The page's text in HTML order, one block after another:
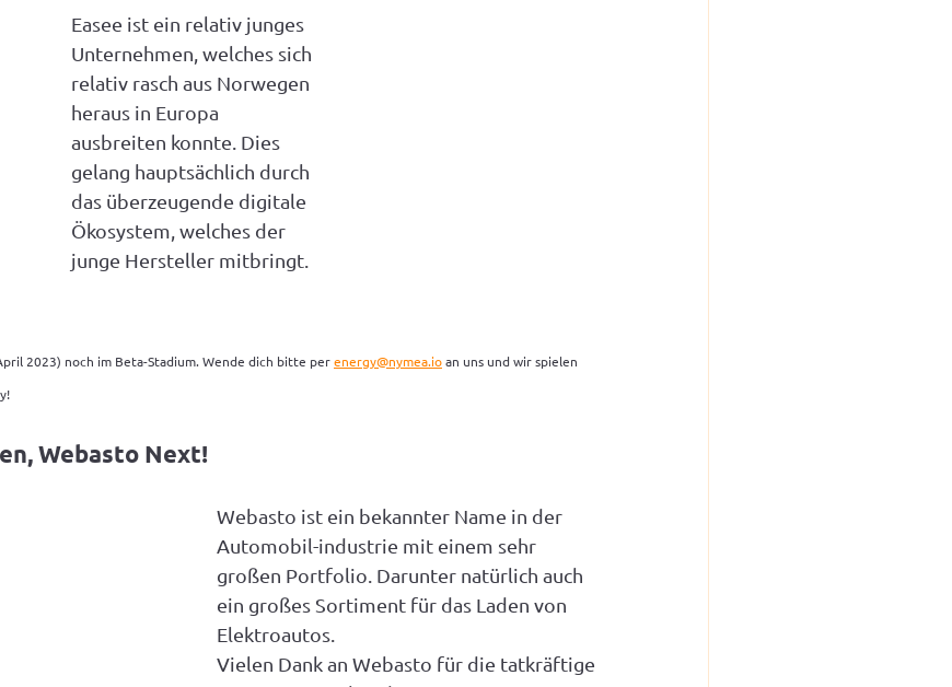
Easee ist ein relativ junges
Unternehmen, welches sich
relativ rasch aus Norwegen
heraus in Europa
ausbreiten konnte. Dies
gelang hauptsächlich durch
das überzeugende digitale
Ökosystem, welches der
junge Hersteller mitbringt.
2023) noch im Beta-Stadium. Wende dich bitte per energy@nymea.io an uns und wir spielen
Webasto Next!
Webasto ist ein bekannter Name in der
Automobil-industrie mit einem sehr
großen Portfolio. Darunter natürlich auch
ein großes Sortiment für das Laden von
Elektroautos.
Vielen Dank an Webasto für die tatkräftige